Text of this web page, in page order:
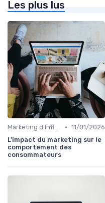
Les plus lus
Marketing d'Influence • 11/01/2026
L'impact du marketing sur le
comportement des
consommateurs